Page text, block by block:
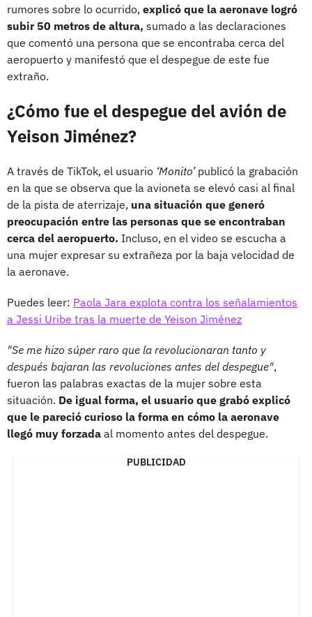
rumores sobre lo ocurrido, explicó que la aeronave logró
subir 50 metros de altura, sumado a las declaraciones
que comentó una persona que se encontraba cerca del
aeropuerto y manifestó que el despegue de este fue
extraño.
¿Cómo fue el despegue del avión de
Yeison Jiménez?
A través de TikTok, el usuario ‘Monito’publicó la grabación
en la que se observa que la avioneta se elevó casi al final
de la pista de aterrizaje, una situación que generó
preocupación entre las personas que se encontraban
cerca del aeropuerto. Incluso, en el video se escucha a
una mujer expresar su extrañeza por la baja velocidad de
la aeronave.
Puedes leer: Paola Jara explota contra los señalamientos
a Jessi Uribe tras la muerte de Yeison Jiménez
"Se me hizo súper raro que la revolucionaran tanto y
después bajaran las revoluciones antes del despegue",
fueron las palabras exactas de la mujer sobre esta
situación. De igual forma, el usuario que grabó explicó
que le pareció curioso la forma en cómo la aeronave
llegó muy forzada al momento antes del despegue.
PUBLICIDAD